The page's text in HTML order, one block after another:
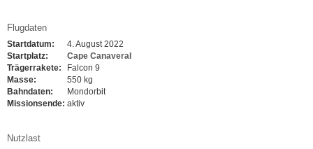
Flugdaten
Startdatum:
4. August 2022
Startplatz:
Cape Canaveral
Trägerrakete:
Falcon 9
Masse:
550 kg
Bahndaten:
Mondorbit
Missionsende: aktiv
Nutzlast